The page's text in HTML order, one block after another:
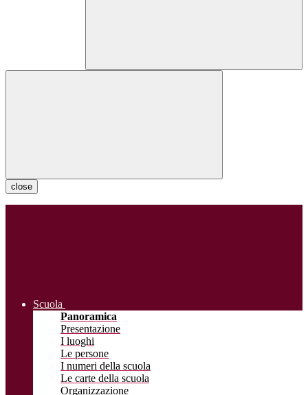
close
Scuola
Panoramica
Presentazione
I luoghi
Le persone
I numeri della scuola
Le carte della scuola
Organizzazione